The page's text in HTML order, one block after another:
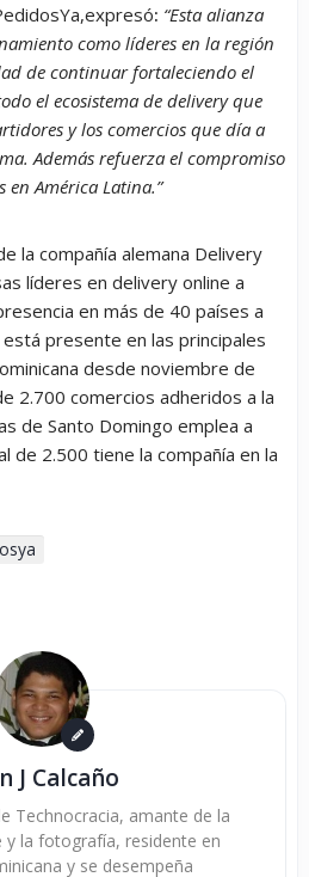
: “Esta alianza
como líderes en la región
de continuar fortaleciendo el
el ecosistema de delivery que
y los comercios que día a
Además refuerza el compromiso
en América Latina.”
la compañía alemana Delivery
líderes en delivery online a
en más de 40 países a
está presente en las principales
desde noviembre de
2.700 comercios adheridos a la
de Santo Domingo emplea a
de 2.500 tiene la compañía en la
J Calcaño
Technocracia, amante de la
y la fotografía, residente en
y se desempeña